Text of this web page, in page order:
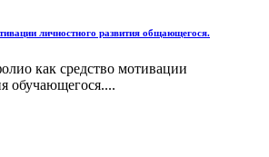
личностного развития общающегося.
как средство мотивации
обучающегося....